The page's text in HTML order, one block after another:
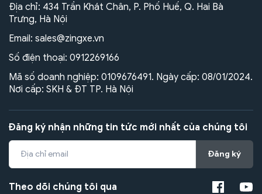
Địa chỉ: 434 Trần Khát Chân, P. Phố Huế, Q. Hai Bà
Trưng, Hà Nội
Email: sales@zingxe.vn
Số điện thoại: 0912269166
Mã số doanh nghiệp: 0109676491. Ngày cấp: 08/01/2024.
Nơi cấp: SKH & ĐT TP. Hà Nội
Đăng ký nhận những tin tức mới nhất của chúng tôi
Đăng ký
Theo dõi chúng tôi qua